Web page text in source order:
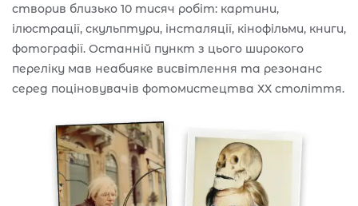
створив близько 10 тисяч робіт: картини,
ілюстрації, скульптури, інсталяції, кінофільми, книги,
фотографії. Останній пункт з цього широкого
переліку мав неабияке висвітлення та резонанс
серед поціновувачів фотомистецтва ХХ століття.